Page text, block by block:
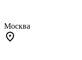
Москва